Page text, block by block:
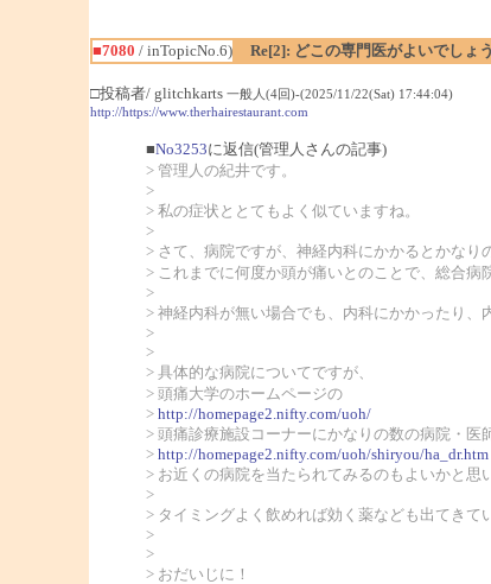
■7080 / inTopicNo.6)
Re[2]: どこの専門医がよいでしょ
□投稿者/ glitchkarts 一般人(4回)-(2025/11/22(Sat) 17:44:04)
http://https://www.therhairestaurant.com
■No3253に返信(管理人さんの記事)
> 管理人の紀井です。
>
> 私の症状ととてもよく似ていますね。
>
> さて、病院ですが、神経内科にかかるとかなり
> これまでに何度か頭が痛いとのことで、総合病
>
> 神経内科が無い場合でも、内科にかかったり、
>
>
> 具体的な病院についてですが、
> 頭痛大学のホームページの
> http://homepage2.nifty.com/uoh/
> 頭痛診療施設コーナーにかなりの数の病院・医
> http://homepage2.nifty.com/uoh/shiryou/ha_dr.htm
> お近くの病院を当たられてみるのもよいかと思
>
> タイミングよく飲めれば効く薬なども出てきて
>
>
> おだいじに！